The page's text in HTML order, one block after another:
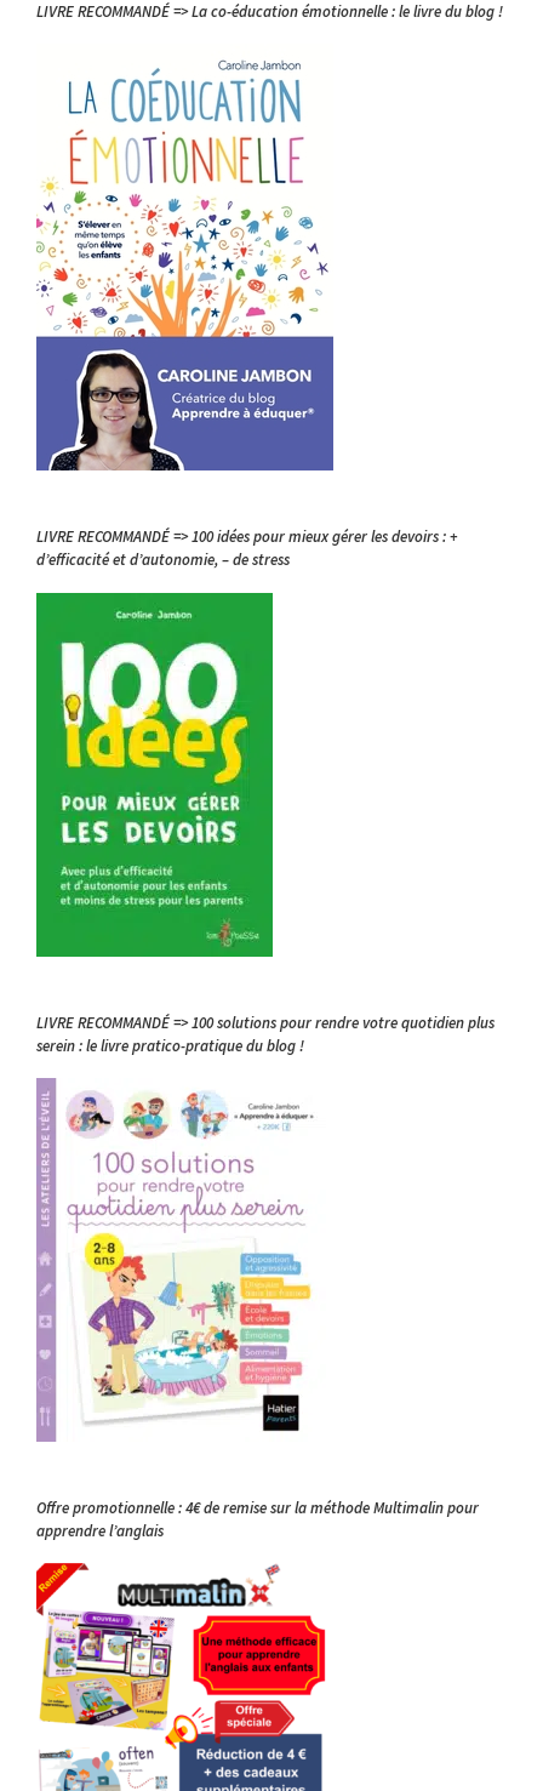
LIVRE RECOMMANDÉ => La co-éducation émotionnelle : le livre du blog !
LIVRE RECOMMANDÉ => 100 idées pour mieux gérer les devoirs : +
d’efficacité et d’autonomie, – de stress
LIVRE RECOMMANDÉ => 100 solutions pour rendre votre quotidien plus
serein : le livre pratico-pratique du blog !
Offre promotionnelle : 4€ de remise sur la méthode Multimalin pour
apprendre l’anglais